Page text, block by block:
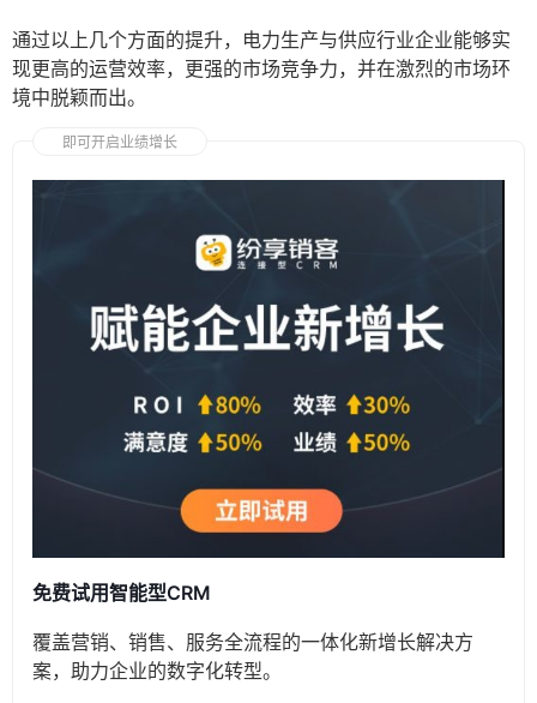
通过以上几个方面的提升，电力生产与供应行业企业能够实
现更高的运营效率，更强的市场竞争力，并在激烈的市场环
境中脱颖而出。
即可开启业绩增长
免费试用智能型CRM
覆盖营销、销售、服务全流程的一体化新增长解决方
案，助力企业的数字化转型。